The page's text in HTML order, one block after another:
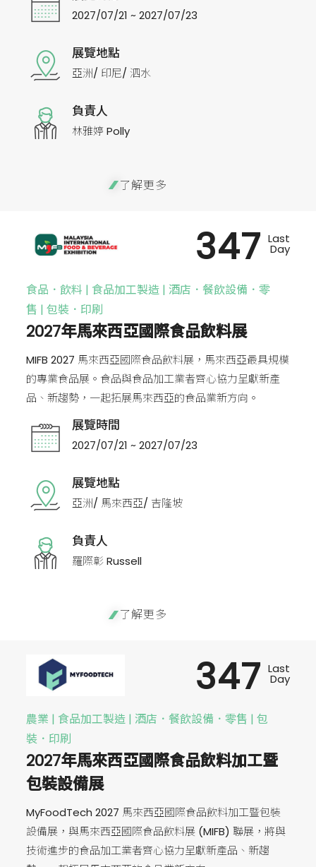
2027/07/21 ~ 2027/07/23
展覽地點
亞洲/ 印尼/ 泗水
負責人
林雅婷 Polly
了解更多
食品．飲料 | 食品加工製造 | 酒店．餐飲設備．零
售 | 包裝．印刷
2027年馬來西亞國際食品飲料展
MIFB 2027 馬來西亞國際食品飲料展，馬來西亞最具規模
的專業食品展。食品與食品加工業者齊心協力呈獻新產
品、新趨勢，一起拓展馬來西亞的食品業新方向。
展覽時間
2027/07/21 ~ 2027/07/23
展覽地點
亞洲/ 馬來西亞/ 吉隆坡
負責人
羅際彰 Russell
347 Last
Day
了解更多
農業 | 食品加工製造 | 酒店．餐飲設備．零售 | 包
裝．印刷
2027年馬來西亞國際食品飲料加工暨
包裝設備展
MyFoodTech 2027 馬來西亞國際食品飲料加工暨包裝
設備展，與馬來西亞國際食品飲料展 (MIFB) 聯展，將與
技術進步的食品加工業者齊心協力呈獻新產品、新趨
347 Last
Day